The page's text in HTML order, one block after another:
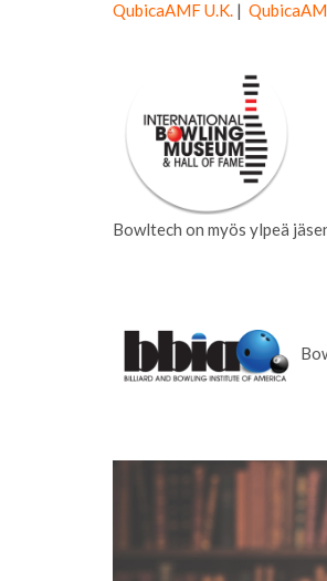
QubicaAMF U.K. |
Bowltech on myös ylpeä